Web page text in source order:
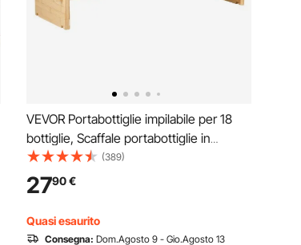
VEVOR Portabottiglie impilabile per 18
bottiglie, Scaffale portabottiglie in
bambù massiccio da 2 ripiani,
Portabottiglie autoportante, Ripiani anti-
scuotimento da cantina, bar, osteria
(389)
2790€
Quasi esaurito
Consegna: Dom.Agosto 9 - Gio.Agosto 13